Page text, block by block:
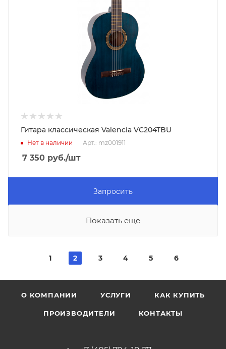
Гитара классическая Valencia VC204TBU
Нет в наличии Арт.: mz001911
7 350 руб./шт
Запросить
Показать еще
1 2 3 4 5 6
О КОМПАНИИ УСЛУГИ КАК КУПИТЬ
ПРОИЗВОДИТЕЛИ КОНТАКТЫ